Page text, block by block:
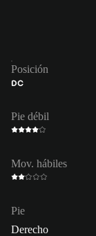
Posición
DC
Pie débil
Mov. hábiles
Pie
Derecho